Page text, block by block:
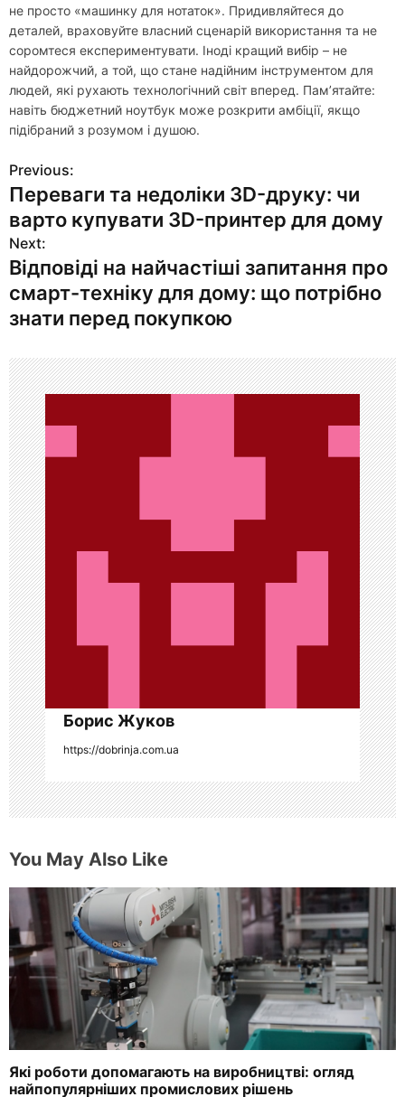
не просто «машинку для нотаток». Придивляйтеся до
деталей, враховуйте власний сценарій використання та не
соромтеся експериментувати. Іноді кращий вибір – не
найдорожчий, а той, що стане надійним інструментом для
людей, які рухають технологічний світ вперед. Пам’ятайте:
навіть бюджетний ноутбук може розкрити амбіції, якщо
підібраний з розумом і душою.
Н
а
в
и
г
ц
и
я
п
о
з
а
п
и
с
я
м
Previous:
Переваги та недоліки 3D-друку: чи
варто купувати 3D-принтер для дому
Next:
Відповіді на найчастіші запитання про
смарт-техніку для дому: що потрібно
знати перед покупкою
Борис Жуков
https://dobrinja.com.ua
You May Also Like
Які роботи допомагають на виробництві: огляд
найпопулярніших промислових рішень